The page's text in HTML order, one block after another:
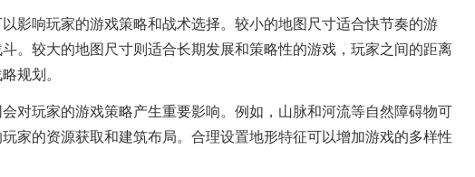
影响玩家的游戏策略和战术选择。较小的地图尺寸适合快节奏的游
。较大的地图尺寸则适合长期发展和策略性的游戏，玩家之间的距离
规划。
对玩家的游戏策略产生重要影响。例如，山脉和河流等自然障碍物可
家的资源获取和建筑布局。合理设置地形特征可以增加游戏的多样性